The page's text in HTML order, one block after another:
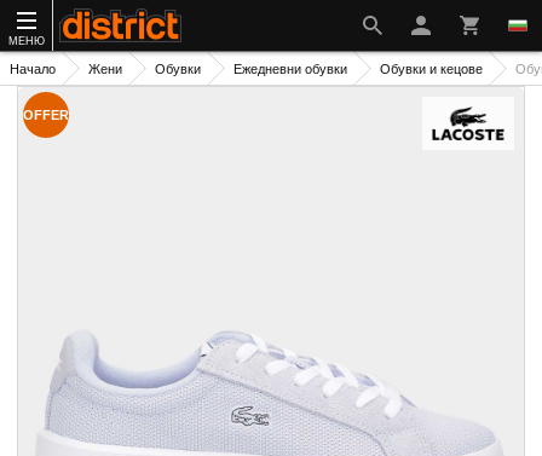
МЕНЮ
Начало Жени Обувки Ежедневни обувки Обувки и кецове
OFFER